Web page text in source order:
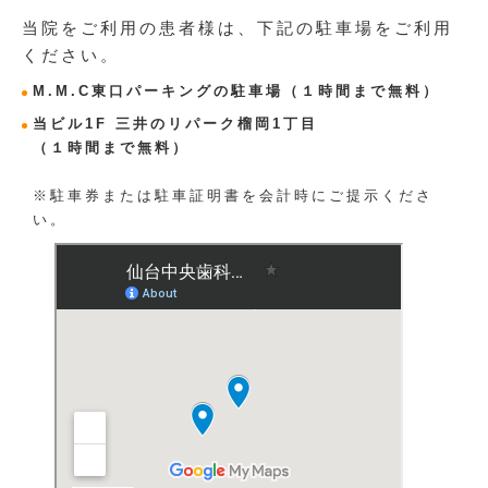
当院をご利用の患者様は、下記の駐車場をご利用
ください。
M.M.C東口パーキングの駐車場
（１時間まで無料）
当ビル1F 三井のリパーク榴岡1丁目
（１時間まで無料）
※駐車券または駐車証明書を会計時にご提示くださ
い。